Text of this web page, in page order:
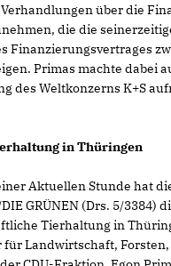
über die
die die
Finanzierungsvertrages
Primas machte dabei
des Weltkonzerns K+S
in Thüringen
Aktuellen Stunde hat
GRÜNEN (Drs. 5/3384)
Tierhaltung in
für Landwirtschaft,